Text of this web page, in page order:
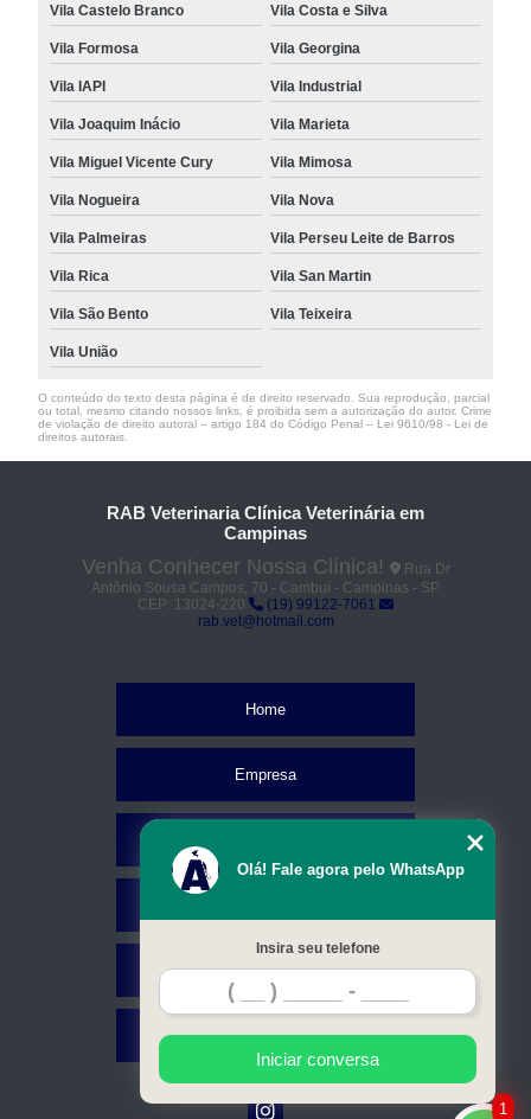
Vila Castelo Branco Vila Costa e Silva
Vila Formosa Vila Georgina
Vila IAPI Vila Industrial
Vila Joaquim Inácio Vila Marieta
Vila Miguel Vicente Cury Vila Mimosa
Vila Nogueira Vila Nova
Vila Palmeiras Vila Perseu Leite de Barros
Vila Rica Vila San Martin
Vila São Bento Vila Teixeira
Vila União
O conteúdo do texto desta página é de direito reservado. Sua reprodução, parcial
ou total, mesmo citando nossos links, é proibida sem a autorização do autor. Crime
de violação de direito autoral – artigo 184 do Código Penal – Lei 9610/98 - Lei de
direitos autorais
RAB Veterinaria Clínica Veterinária em
Campinas
Venha Conhecer Nossa Clínica!
Rua Dr
Antônio Sousa Campos, 70 - Cambuí - Campinas - SP
CEP: 13024-220
(19) 99122-7061
rab.vet@hotmail.com
Home
Empresa
Contato
Mapa do site
1
Olá! Fale agora pelo WhatsApp
Insira seu telefone
Iniciar conversa